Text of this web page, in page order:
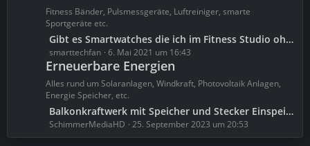
e
i
t
ä
g
e
z
t
e
B
e
i
t
ä
Fitness Bänder, Pulsmessgeräte, Luftreiniger, smarte
Sportgeräte etc.
L
e
t
z
t
e
B
e
Gibt es Smartwatches die ich im Fitness Studio ohne Handy benutzen kann?
smarttechfan 6. Mai 2021 um 16:43
Erneuerbare Energien
Alles rund um Solaranlagen, Windkraft, Photovoltaik Anlagen,
Energie Speicher, etc.
L
e
t
Balkonkraftwerk mit Speicher und Stecker Einspeisung
SchimmerMediaHD 25. September 2023 um 20:53